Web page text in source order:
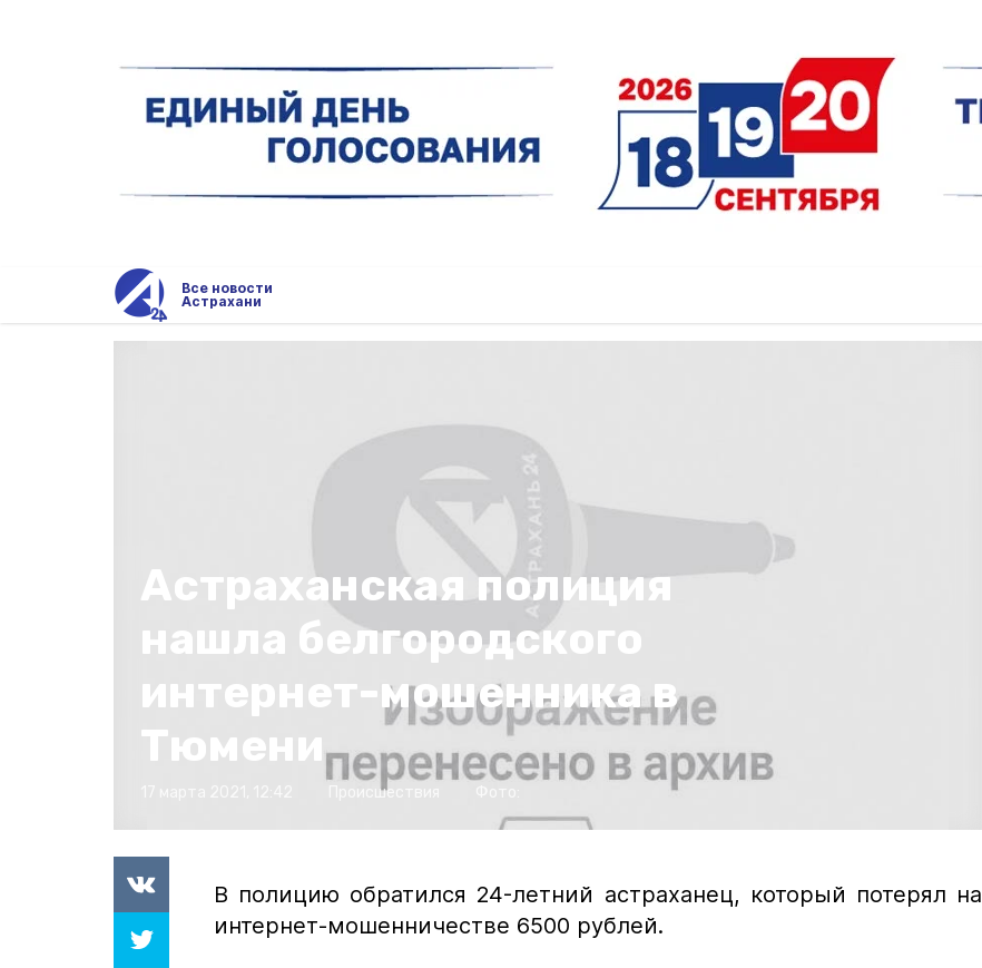
Все новости
Астрахани
Астраханская полиция
нашла белгородского
интернет-мошенника в
Тюмени
Происшествия
В полицию обратился 24-летний астраханец, который потерял на
интернет-мошенничестве 6500 рублей.